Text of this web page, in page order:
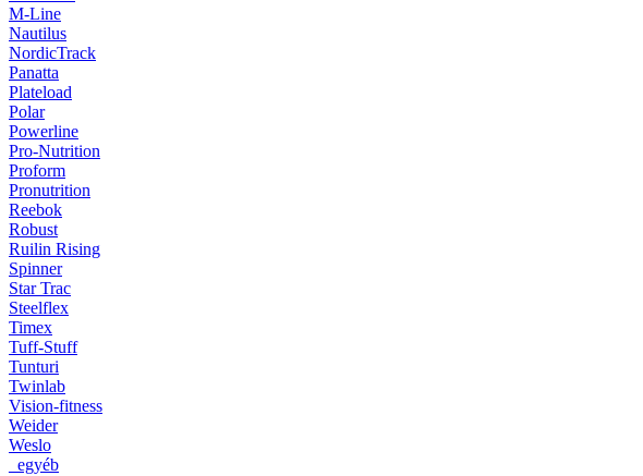
M-Line
Nautilus
NordicTrack
Panatta
Plateload
Polar
Powerline
Pro-Nutrition
Proform
Pronutrition
Reebok
Robust
Ruilin Rising
Spinner
Star Trac
Steelflex
Timex
Tuff-Stuff
Tunturi
Twinlab
Vision-fitness
Weider
Weslo
_egyéb